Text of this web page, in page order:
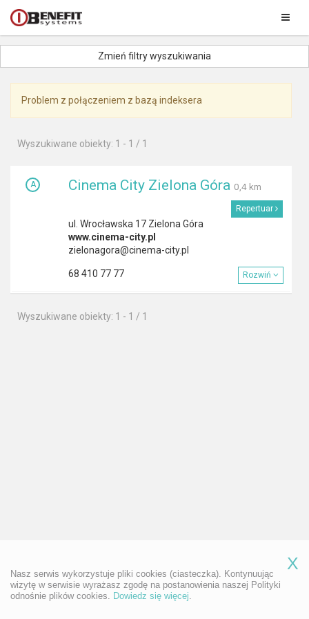
Zmień filtry wyszukiwania
Problem z połączeniem z bazą indeksera
Wyszukiwane obiekty: 1 - 1 / 1
A Cinema City Zielona Góra 0,4 km
Repertuar
ul. Wrocławska 17 Zielona Góra
www.cinema-city.pl
zielonagora@cinema-city.pl
68 410 77 77 Rozwiń
Wyszukiwane obiekty: 1 - 1 / 1
Nasz serwis wykorzystuje pliki cookies (ciasteczka). Kontynuując
wizytę w serwisie wyrażasz zgodę na postanowienia naszej Polityki
odnośnie plików cookies. Dowiedz się więcej.
X